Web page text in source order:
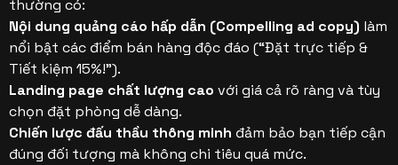
thường có:
Nội dung quảng cáo hấp dẫn (Compelling ad copy) làm
nổi bật các điểm bán hàng độc đáo (“Đặt trực tiếp &
Tiết kiệm 15%!”).
Landing page chất lượng cao với giá cả rõ ràng và tùy
chọn đặt phòng dễ dàng.
Chiến lược đấu thầu thông minh đảm bảo bạn tiếp cận
đúng đối tượng mà không chi tiêu quá mức.